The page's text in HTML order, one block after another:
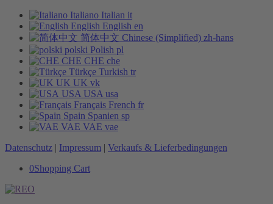
Italiano Italian it
English English en
简体中文 Chinese (Simplified) zh-hans
polski Polish pl
CHE CHE che
Türkçe Turkish tr
UK UK vk
USA USA usa
Français French fr
Spain Spanien sp
VAE VAE vae
Datenschutz | Impressum | Verkaufs & Lieferbedingungen
0Shopping Cart